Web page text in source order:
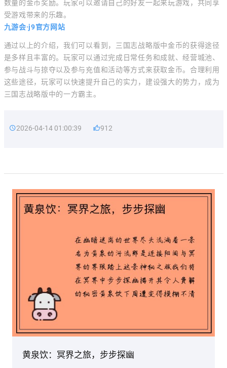
数量的金币奖励。玩家可以邀请自己的好友一起来玩游戏，共同享
受游戏带来的乐趣。
九游会·j9官方网站
通过以上的介绍，我们可以看到，三国志战略版中金币的获得途径
是多样且丰富的。玩家可以通过完成日常任务和成就、经营城池、
参与战斗与掠夺以及参与充值和活动等方式来获取金币。合理利用
这些途径，玩家可以快速提升自己的实力，建设强大的势力，成为
三国志战略版中的一方霸主。
2026-04-14 01:00:39 912
黄泉饮：冥界之旅，步步探幽